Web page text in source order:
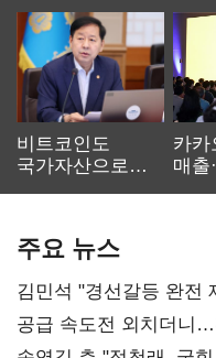
비트코인도
국가자산으로…'
카카
매출
주요 뉴스
김민석 "경선갈등 완전
사과부터"
공급 속도전 외치더니